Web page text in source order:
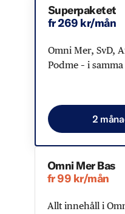
Superpaketet
fr 269 kr/mån
Omni Mer, SvD,
Podme – i
2
Omni Mer Bas
fr 99 kr/mån
Allt innehåll i